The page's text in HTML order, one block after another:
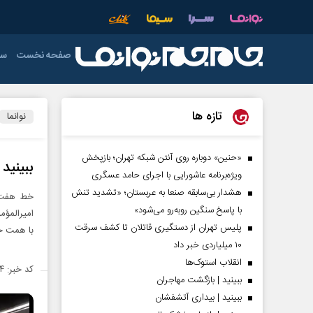
صفحه نخست
دولت
دفاع مقدس
صدا و سیما
اقتصاد ایران
فوتبال
ورزش های
عمومی
آذربایجان
خوزستان
فارس
کرمان
لرستان
هرمزگان
نوانما
ببینید | خط ۷ متروی
خط هفت
با همت
کد خبر: ۱۴۲۵۴۳۴
تازه ها
«حنین» دوباره روی آنتن شبکه تهران؛ بازپخش
ویژه‌برنامه عاشورایی با اجرای حامد عسگری
هشدار بی‌سابقه صنعا به عربستان؛ «تشدید تنش
با پاسخ سنگین روبه‌رو می‌شود»
پلیس تهران از دستگیری قاتلان تا کشف سرقت
۱۰ میلیاردی خبر داد
انقلاب استوک‌ها
ببینید | بازگشت مهاجران
ببینید | بیداری آتشفشان